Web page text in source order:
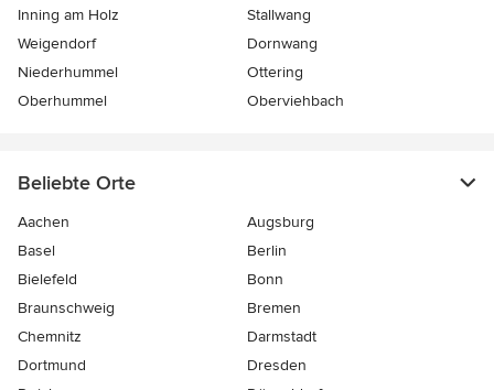
Inning am Holz
Stallwang
Weigendorf
Dornwang
Niederhummel
Ottering
Oberhummel
Oberviehbach
Beliebte Orte
Aachen
Augsburg
Basel
Berlin
Bielefeld
Bonn
Braunschweig
Bremen
Chemnitz
Darmstadt
Dortmund
Dresden